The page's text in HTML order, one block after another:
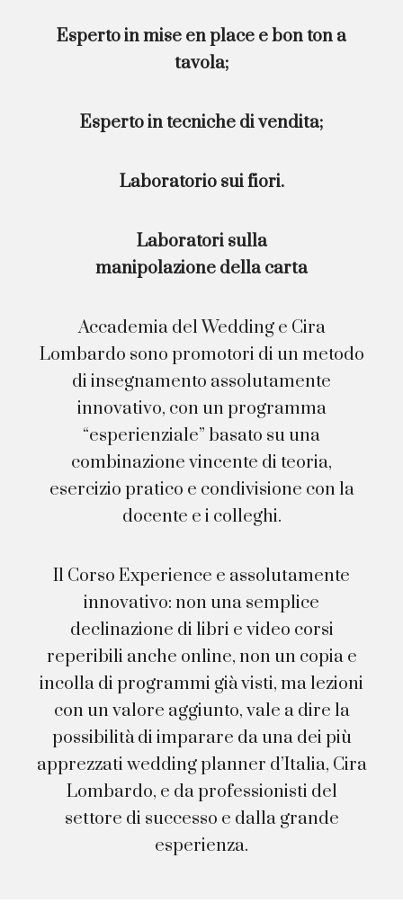
Esperto in mise en place e bon ton a
tavola;
Esperto in tecniche di vendita;
Laboratorio sui fiori.
Laboratori sulla
manipolazione della carta
Accademia del Wedding e Cira
Lombardo sono promotori di un metodo
di insegnamento assolutamente
innovativo, con un programma
“esperienziale” basato su una
combinazione vincente di teoria,
esercizio pratico e condivisione con la
docente e i colleghi.
Il Corso Experience e assolutamente
innovativo: non una semplice
declinazione di libri e video corsi
reperibili anche online, non un copia e
incolla di programmi già visti, ma lezioni
con un valore aggiunto, vale a dire la
possibilità di imparare da una dei più
apprezzati wedding planner d’Italia, Cira
Lombardo, e da professionisti del
settore di successo e dalla grande
esperienza.